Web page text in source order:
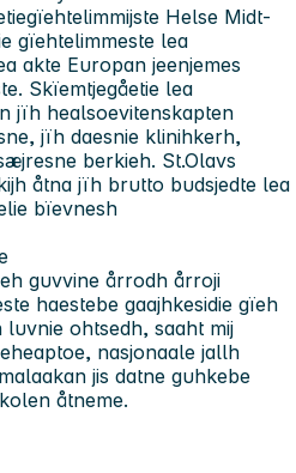
Helse Midt-
gïehtelimmeste lea
akte Europan jeenjemes
Skïemtjegåetie lea
jïh healsoevitenskapten
jïh daesnie klinihkerh,
berkieh. St.Olavs
åtna jïh brutto budsjedte lea
bïevnesh
guvvine årrodh årroji
haestebe gaajhkesidie gïeh
luvnie ohtsedh, saaht mij
nasjonaale jallh
jis datne guhkebe
åtneme.